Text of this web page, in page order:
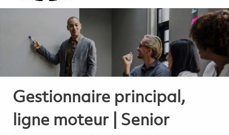
Gestionnaire principal,
ligne moteur | Senior